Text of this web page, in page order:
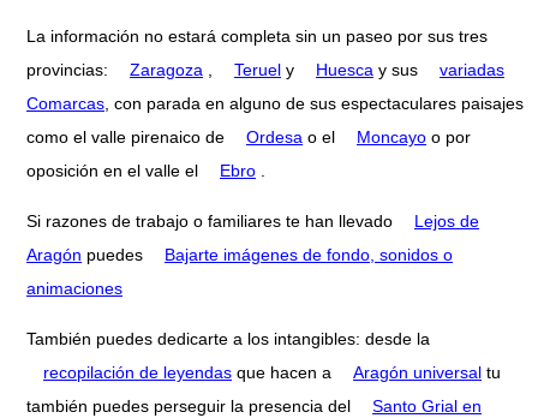
La información no estará completa sin un paseo por sus tres
provincias:
Zaragoza , Teruel y Huesca y sus
variadas
Comarcas, con parada en alguno de sus espectaculares paisajes
como el valle pirenaico de
Ordesa o el Moncayo o por
oposición en el valle el
Ebro .
Si razones de trabajo o familiares te han llevado
Lejos de
Aragón puedes
Bajarte imágenes de fondo, sonidos o
animaciones
También puedes dedicarte a los intangibles: desde la
recopilación de leyendas que hacen a Aragón universal tu
también puedes perseguir la presencia del
Santo Grial en